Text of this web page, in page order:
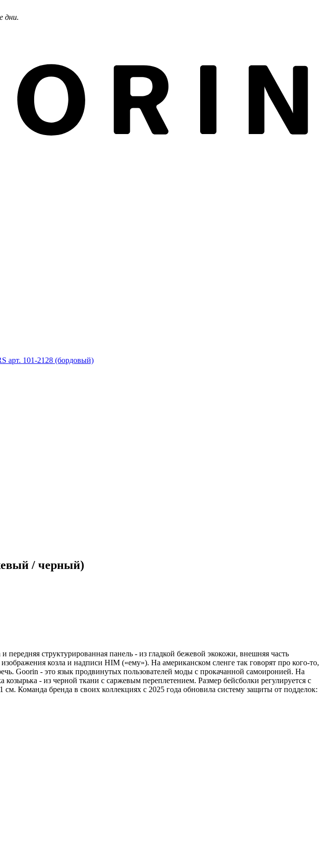
дни.
арт. 101-2128 (бордовый)
/ черный)
структурированная панель - из гладкой бежевой экокожи, внешняя часть
козла и надписи HIM («ему»). На американском сленге так говорят про кого-то,
Goorin - это язык продвинутых пользователей моды с прокачанной самоиронией. На
- из черной ткани с саржевым переплетением. Размер бейсболки регулируется с
Команда бренда в своих коллекциях с 2025 года обновила систему защиты от подделок: